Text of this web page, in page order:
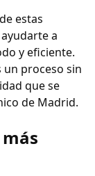
estas
a
y eficiente.
un proceso sin
que se
de Madrid.